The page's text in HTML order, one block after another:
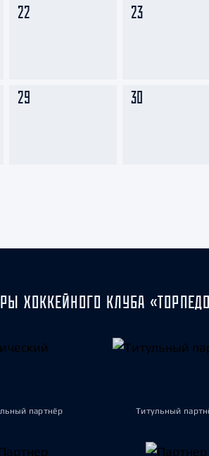
22 23
29 30
ХОККЕЙНОГО КЛУБА
партнёр Титульный